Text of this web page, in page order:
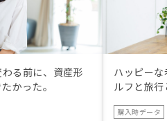
る前に、資産形
かった。
ハッピー
ルフと旅
購入時データ